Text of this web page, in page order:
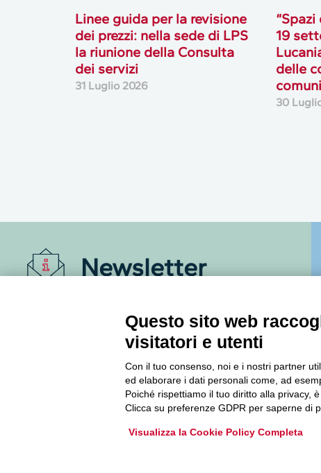
Linee guida per la revisione
dei prezzi: nella sede di LPS
la riunione della Consulta
dei servizi
31 Luglio 2026
19
delle
30
Newsletter
Informazioni per restare sempre aggiornati sul
mondo della cooperazione.
Archivio Newsletter
Questo sito web
visitatori e utenti
Con il tuo consenso, noi e i nostri partner
ed elaborare i dati personali come, ad
Poiché rispettiamo il tuo diritto alla privacy,
Clicca su preferenze GDPR per saperne di
Visualizza la Cookie Policy Completa